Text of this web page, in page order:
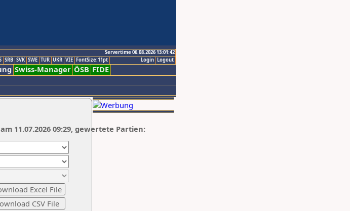
Servertime 06.08.2026 13:01:42
Logout
Login
SRB SVK SWE TUR UKR VIE FontSize:11pt
Swiss-Manager ÖSB FIDE
11.07.2026 09:29, gewertete Partien: